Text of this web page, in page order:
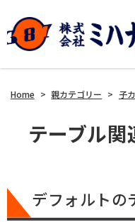
Home > 親カテゴリー > 子
テーブル
デフォルトの